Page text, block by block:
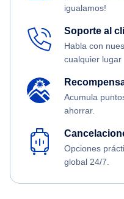
igualamos!
Soporte al
Habla con
cualquier lugar
Acumula
ahorrar.
Opciones
global 24/7.